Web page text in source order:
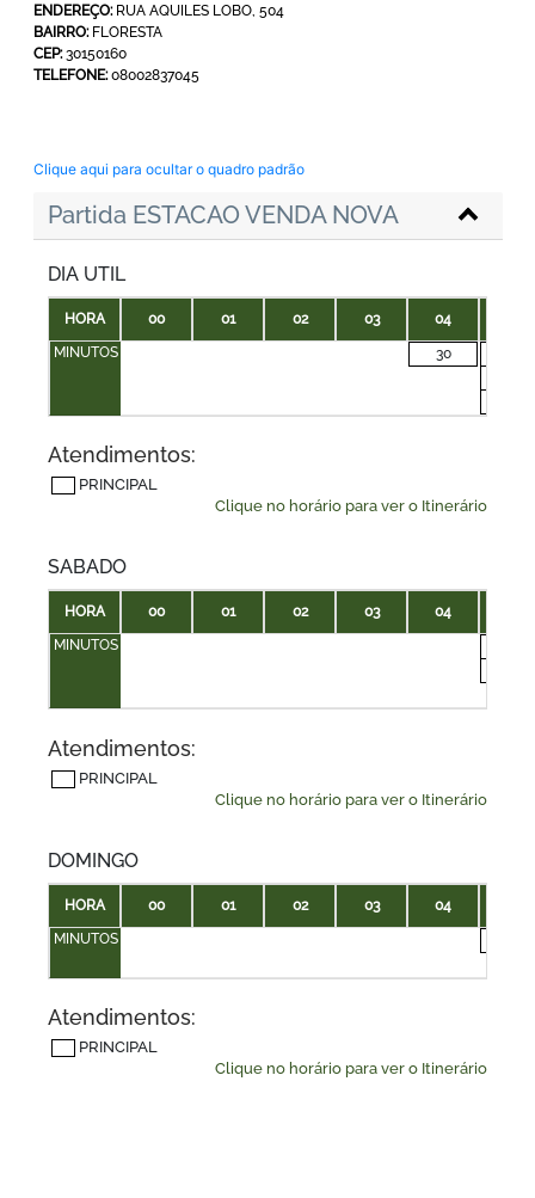
ENDEREÇO:RUA AQUILES LOBO, 504
BAIRRO:FLORESTA
CEP:30150160
TELEFONE:08002837045
Clique aqui para ocultar o quadro padrão
Partida ESTACAO VENDA NOVA
DIA UTIL
HORA 00 01 02 03 04
MINUTOS
30
Atendimentos:
PRINCIPAL
Clique no horário para ver o Itinerário
SABADO
HORA 00 01 02 03 04
MINUTOS
Atendimentos:
PRINCIPAL
Clique no horário para ver o Itinerário
DOMINGO
HORA 00 01 02 03 04
MINUTOS
Atendimentos:
PRINCIPAL
Clique no horário para ver o Itinerário